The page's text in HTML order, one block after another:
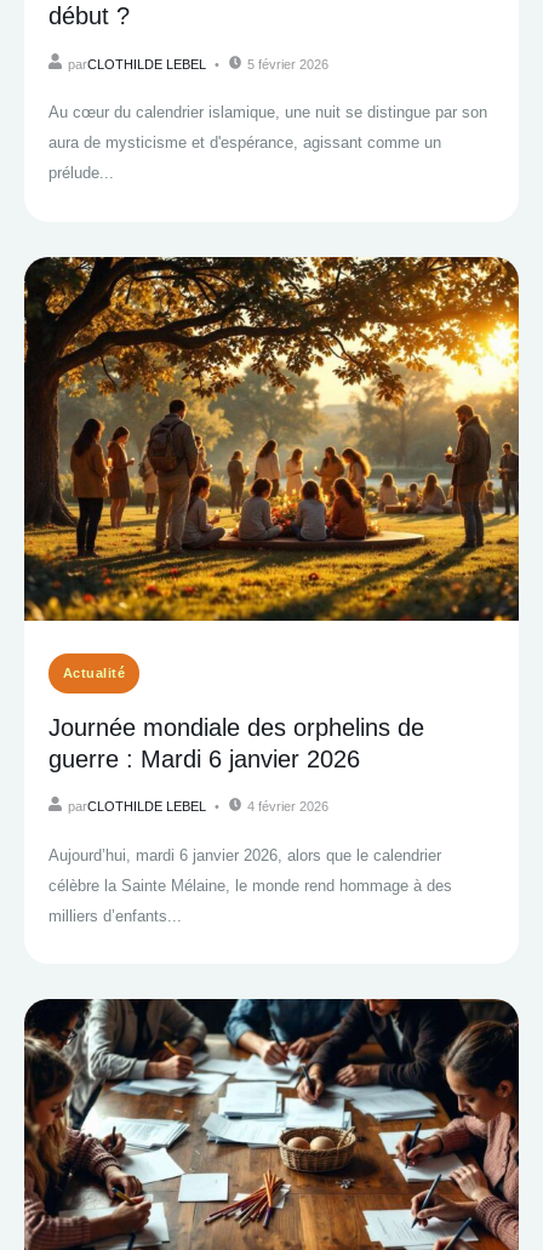
début ?
parCLOTHILDE LEBEL 5 février 2026
Au cœur du calendrier islamique, une nuit se distingue par son
aura de mysticisme et d'espérance, agissant comme un
prélude...
Actualité
Journée mondiale des orphelins de
guerre : Mardi 6 janvier 2026
parCLOTHILDE LEBEL 4 février 2026
Aujourd’hui, mardi 6 janvier 2026, alors que le calendrier
célèbre la Sainte Mélaine, le monde rend hommage à des
milliers d’enfants...